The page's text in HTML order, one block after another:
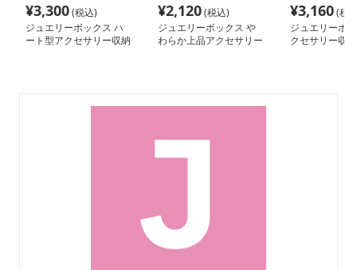
¥3,300(税込)
ジュエリーボックス ハ
ート型アクセサリー収納
¥2,120(税込)
ジュエリーボックス や
わらか上品アクセサリー
¥3,160(税
ジュエリーボ
クセサリー収